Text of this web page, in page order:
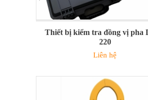
Thiết bị kiểm tra đồng vị pha
220
Liên hệ